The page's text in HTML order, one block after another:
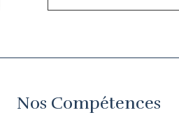
Nos Compétences